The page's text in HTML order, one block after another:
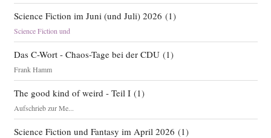
Science Fiction im Juni (und Juli) 2026 (1)
Science Fiction und
Das C-Wort - Chaos-Tage bei der CDU(1)
Frank Hamm
The good kind of weird - Teil I(1)
Aufschrieb zur Me...
Science Fiction und Fantasy im April 2026 (1)